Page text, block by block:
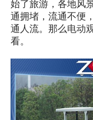
始了旅游，各地风
通拥堵，流通不便
通人流。那么电动
看。